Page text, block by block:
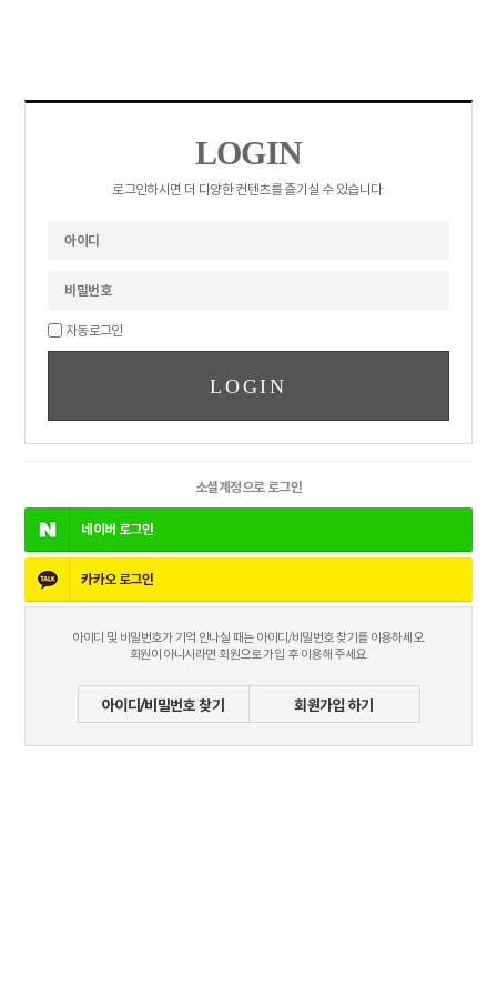
LOGIN
로그인하시면 더 다양한 컨텐츠를 즐기실 수 있습니다.
자동로그인
소셜계정으로 로그인
네이버 로그인
카카오로그인
아이디 및 비밀번호가 기억 안나실 때는 아이디/비밀번호 찾기를 이용하세오.
회원이 아니시라면 회원으로 가입 후 이용해 주세요.
아이디/비밀번호 찾기 회원가입 하기